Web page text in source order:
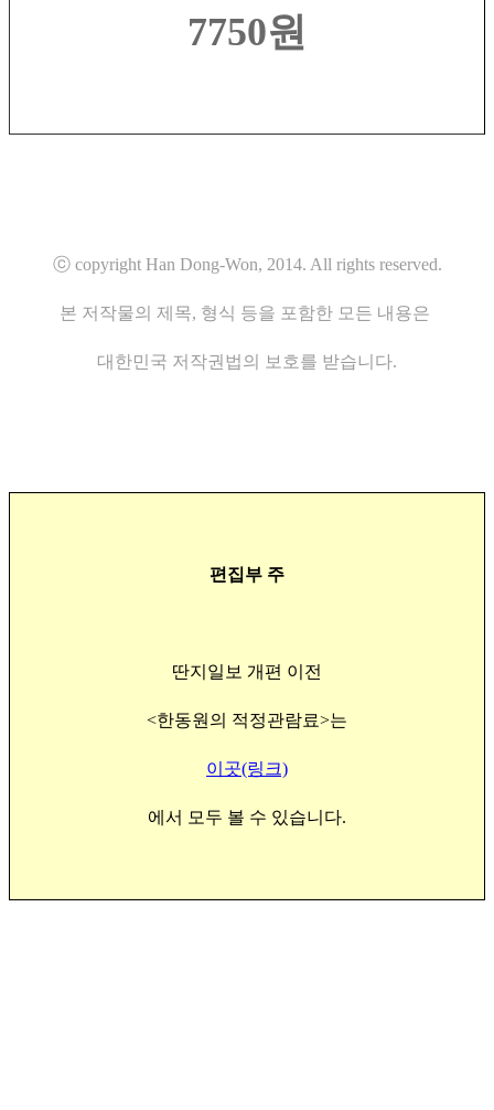
7750원
ⓒ copyright Han Dong-Won, 2014. All rights reserved.
본 저작물의 제목, 형식 등을 포함한 모든 내용은
대한민국 저작권법의 보호를 받습니다.
편집부 주
딴지일보 개편 이전
<한동원의 적정관람료>는
이곳(링크)
에서 모두 볼 수 있습니다.